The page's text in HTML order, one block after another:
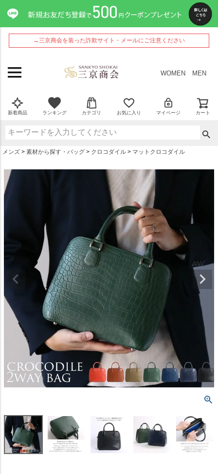
→三京商会を装った詐欺サイト・メールにご注意ください
WOMEN MEN
新着商品 ランキング カテゴリ お気に入り マイページ カート
メンズ 素材から探す・バッグ クロコダイル マットクロコダイル
ペー
ジト
ップ
へ